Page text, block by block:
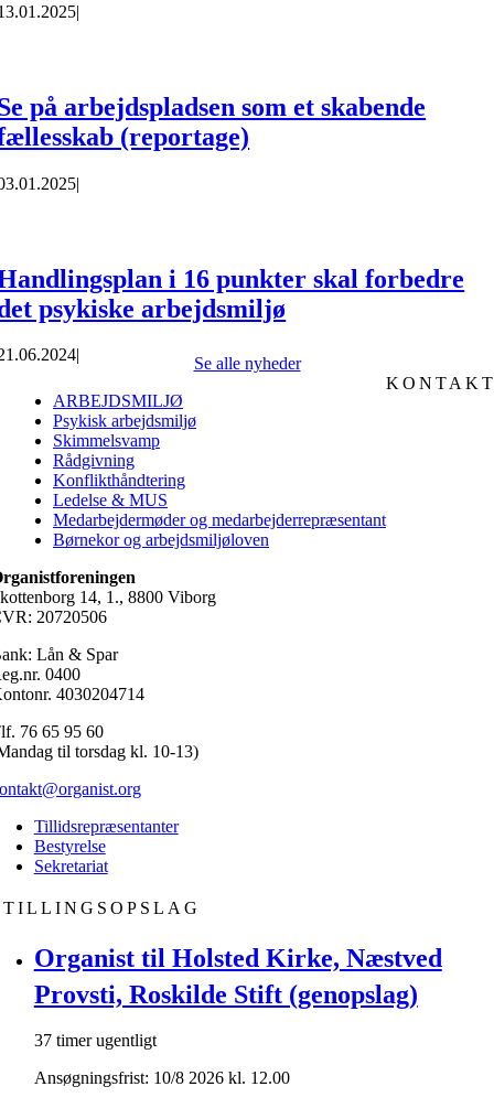
|
på arbejdspladsen som et skabende
(reportage)
|
i 16 punkter skal forbedre
psykiske arbejdsmiljø
|
Se alle nyheder
ARBEJDSMILJØ
Psykisk arbejdsmiljø
Skimmelsvamp
Rådgivning
Konflikthåndtering
Ledelse & MUS
Medarbejdermøder og medarbejderrepræsentant
Børnekor og arbejdsmiljøloven
14, 1., 8800 Viborg
20720506
Lån & Spar
0400
4030204714
76 65 95 60
til torsdag kl. 10-13)
Tillidsrepræsentanter
Bestyrelse
Sekretariat
Organist til Holsted Kirke, Næstved
Provsti, Roskilde Stift (genopslag)
37 timer ugentligt
Ansøgningsfrist: 10/8 2026 kl. 12.00